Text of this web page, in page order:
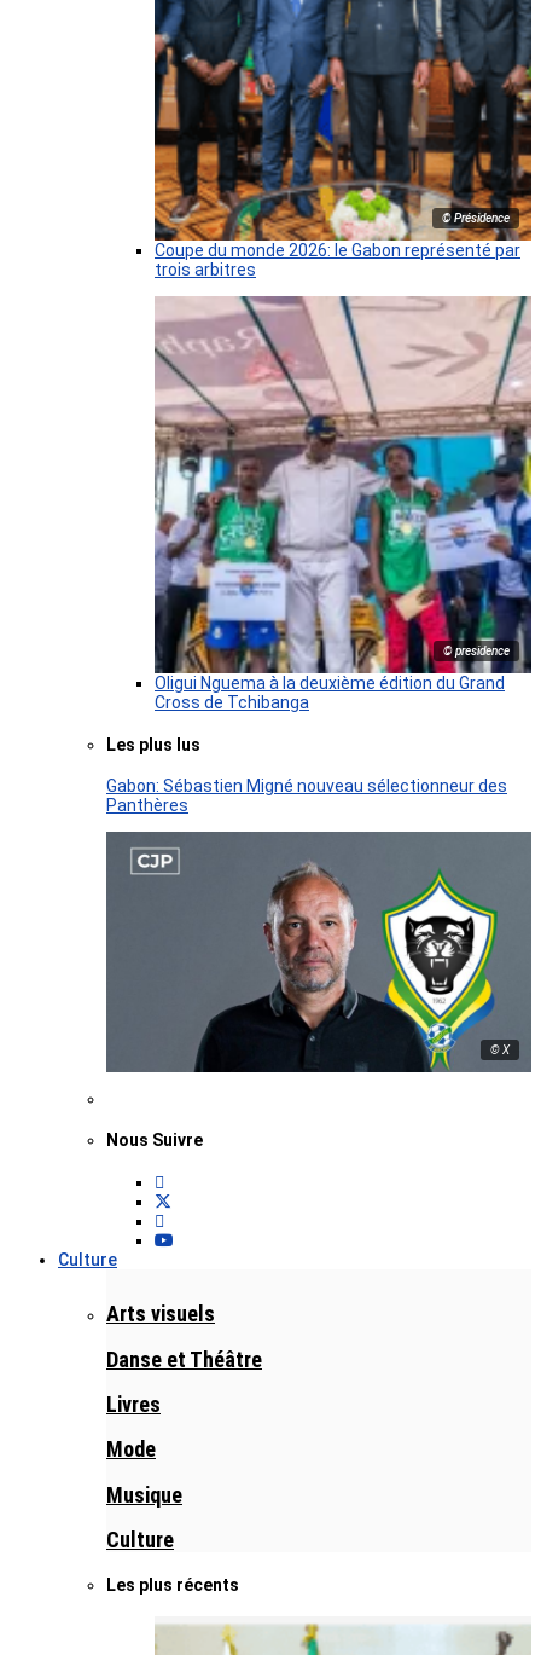
© Présidence
Coupe du monde 2026: le Gabon représenté par
trois arbitres
© presidence
Oligui Nguema à la deuxième édition du Grand
Cross de Tchibanga
Les plus lus
Gabon: Sébastien Migné nouveau sélectionneur des
Panthères
© X
Nous Suivre
Culture
Arts visuels
Danse et Théâtre
Livres
Mode
Musique
Culture
Les plus récents